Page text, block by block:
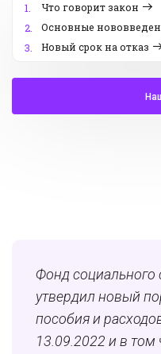
1.
Что говорит закон
2.
Основные
3.
Новый срок на отказ
Фонд социального
утвердил новый
пособия и
13.09.2022 и в